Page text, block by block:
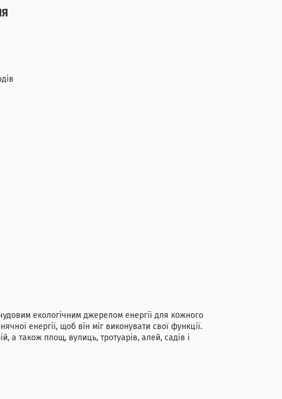
екологічним джерелом енергії для кожного
енергії, щоб він міг виконувати свої функції.
а також площ, вулиць, тротуарів, алей, садів і